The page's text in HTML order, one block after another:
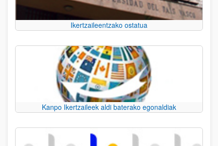
Ikertzaileentzako ostatua
Kanpo Ikertzaileek aldi baterako egonaldiak